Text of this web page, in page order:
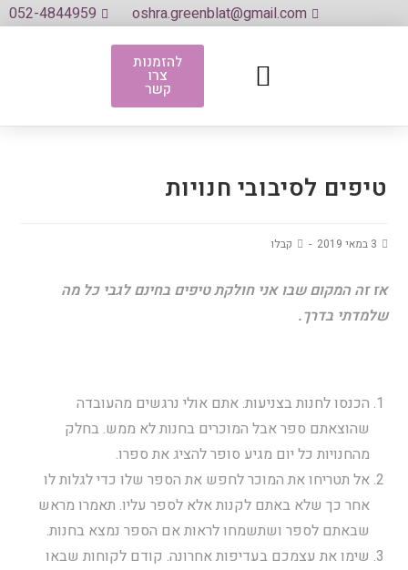
oshra.greenblat@gmail.com
052-4844959
להזמנות
צרו
קשר
טיפים לסיבובי חנויות
3 במאי 2019 קבלו
אז זה המקום שבו אני חולקת טיפים בחינם לגבי כל מה
שלמדתי בדרך.
הכנסו לחנות בצניעות. אתם אולי נרגשים מהעובדה
שהוצאתם ספר אבל המוכרים בחנות לא ממש. בחלק
מהחנויות כל יום מגיע סופר להציג את ספרו.
אל תטריחו את המוכר לחפש את הספר שלו כדי לגלות לו
אחר כך שלא באתם לקנות אלא לספר עליו. תאמרו מראש
שבאתם לספר ושתשמחו לראות אם הספר נמצא בחנות.
שימו את עצמכם בעדיפות אחרונה. קודם לקוחות שבאו